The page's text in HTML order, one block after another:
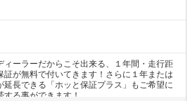
ィーラーだからこそ出来る、１年間・走行距
証が無料で付いてきます！さらに１年または
延長できる「ホッと保証プラス」もご希望に
する事ができます！